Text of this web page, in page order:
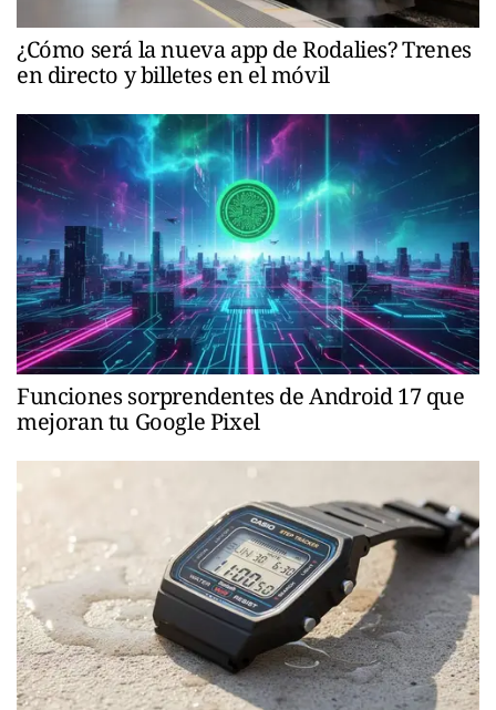
¿Cómo será la nueva app de Rodalies? Trenes
en directo y billetes en el móvil
Funciones sorprendentes de Android 17 que
mejoran tu Google Pixel